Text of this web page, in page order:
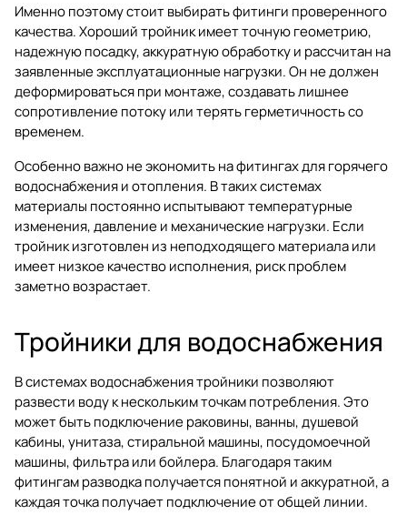
Именно поэтому стоит выбирать фитинги проверенного
качества. Хороший тройник имеет точную геометрию,
надежную посадку, аккуратную обработку и рассчитан на
заявленные эксплуатационные нагрузки. Он не должен
деформироваться при монтаже, создавать лишнее
сопротивление потоку или терять герметичность со
временем.
Особенно важно не экономить на фитингах для горячего
водоснабжения и отопления. В таких системах
материалы постоянно испытывают температурные
изменения, давление и механические нагрузки. Если
тройник изготовлен из неподходящего материала или
имеет низкое качество исполнения, риск проблем
заметно возрастает.
Тройники для водоснабжения
В системах водоснабжения тройники позволяют
развести воду к нескольким точкам потребления. Это
может быть подключение раковины, ванны, душевой
кабины, унитаза, стиральной машины, посудомоечной
машины, фильтра или бойлера. Благодаря таким
фитингам разводка получается понятной и аккуратной, а
каждая точка получает подключение от общей линии.